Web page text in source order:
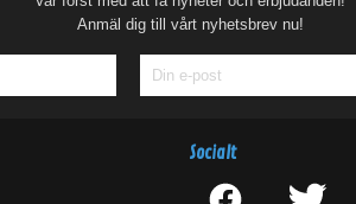
Anmäl dig till vårt nyhetsbrev nu!
Socialt